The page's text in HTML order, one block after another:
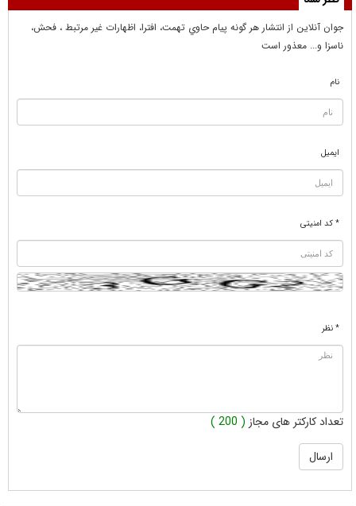
جوان آنلاين از انتشار هر گونه پيام حاوي تهمت، افترا، اظهارات غير مرتبط ، فحش،
ناسزا و... معذور است
نام
ایمیل
* کد امنیتی
* نظر
تعداد کارکتر های مجاز ( 200 )